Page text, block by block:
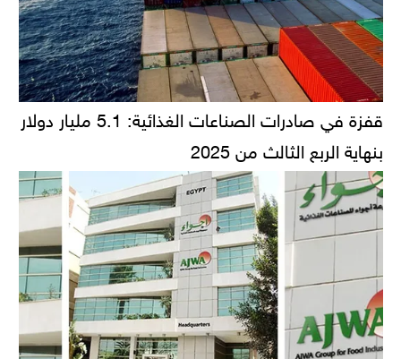
قفزة في صادرات الصناعات الغذائية: 5.1 مليار دولار
بنهاية الربع الثالث من 2025